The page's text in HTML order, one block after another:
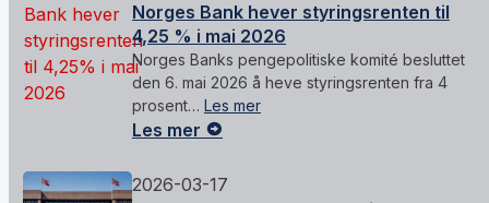
Norges Bank hever styringsrenten til
4,25 % i mai 2026
Norges Banks pengepolitiske komité besluttet
den 6. mai 2026 å heve styringsrenten fra 4
prosent… Les mer
Les mer
2026-03-17